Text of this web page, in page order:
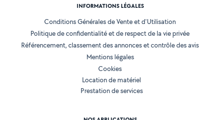
INFORMATIONS LÉGALES
Conditions Générales de Vente et d'Utilisation
Politique de confidentialité et de respect de la vie privée
Référencement, classement des annonces et contrôle des avis
Mentions légales
Cookies
Location de matériel
Prestation de services